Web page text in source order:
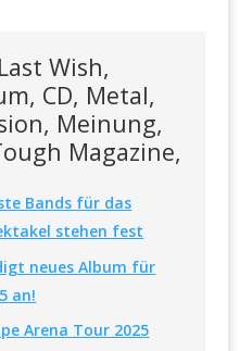
Wish,
CD, Metal,
Meinung,
Magazine,
Bands für das
stehen fest
neues Album für
an!
Arena Tour 2025